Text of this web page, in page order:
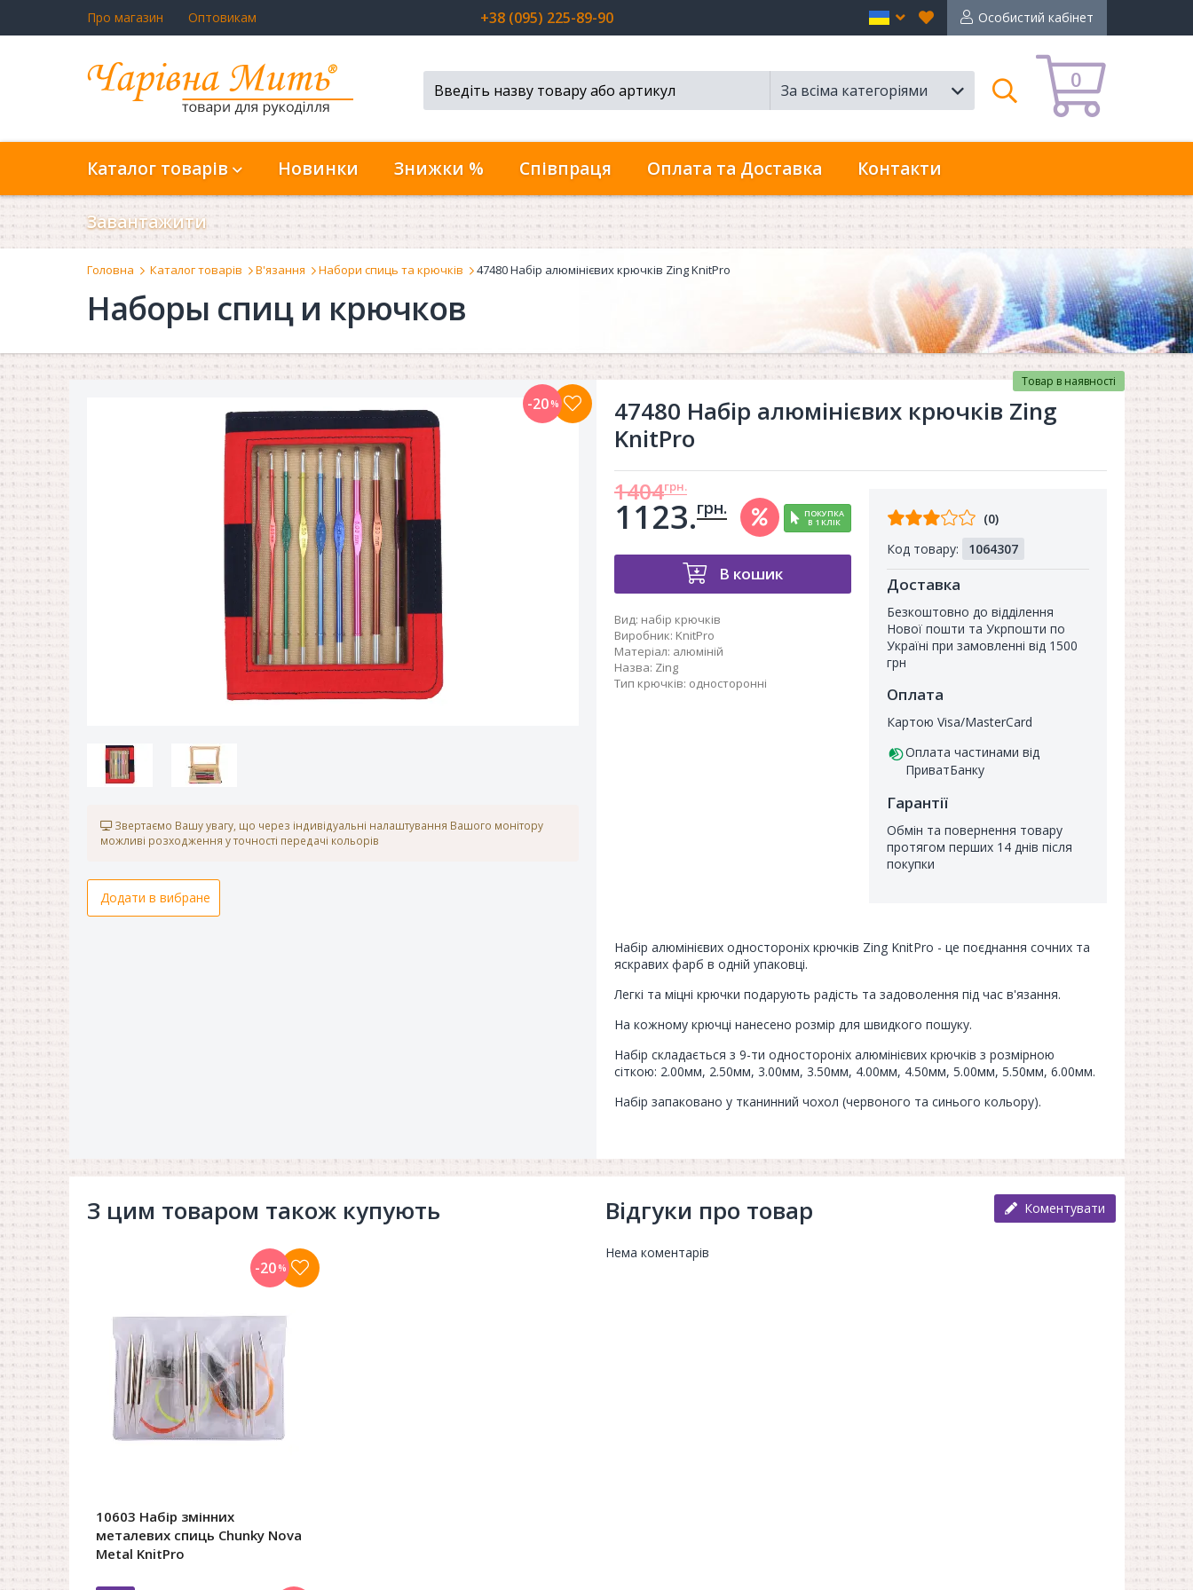
Про магазин Оптовикам +38 (095) 225-89-90 Особистий кабінет
Вибране
en
0
За всіма категоріями
Пошук
Каталог товарів Новинки Знижки % Співпраця Оплата та Доставка Контакти
Завантажити
Головна Каталог товарів В'язання Набори спиць та крючків 47480 Набір алюмінієвих крючків Zing KnitPro
Наборы спиц и крючков
Звертаємо Вашу увагу, що через індивідуальні налаштування Вашого монітору
можливі розходження у точності передачі кольорів
Додати в вибране
-20%
47480 Набір алюмінієвих крючків Zing
KnitPro
Товар в наявності
1404грн.
1123.грн. ПОКУПКА
В 1 КЛІК
В кошик
Вид: набір крючків
Виробник: KnitPro
Матеріал: алюміній
Назва: Zing
Тип крючків: односторонні
Відгуків
покупців
(0)
Код товару:
1064307
Доставка
Безкоштовно до відділення
Нової пошти та Укрпошти по
Україні при замовленні від 1500
грн
Оплата
Картою Visa/MasterCard
Оплата частинами від
ПриватБанку
Гарантії
Обмін та повернення товару
протягом перших 14 днів після
покупки
Набір алюмінієвих одностороніх крючків Zing KnitPro - це поєднання сочних та
яскравих фарб в одній упаковці.
Легкі та міцні крючки подарують радість та задоволення під час в'язання.
На кожному крючці нанесено розмір для швидкого пошуку.
Набір складається з 9-ти одностороніх алюмінієвих крючків з розмірною
сіткою: 2.00мм, 2.50мм, 3.00мм, 3.50мм, 4.00мм, 4.50мм, 5.00мм, 5.50мм, 6.00мм.
Набір запаковано у тканинний чохол (червоного та синього кольору).
З цим товаром також купують
10603 Набір змінних
металевих спиць Chunky Nova
Metal KnitPro
-20%
Відгуки про товар Коментувати
Нема коментарів